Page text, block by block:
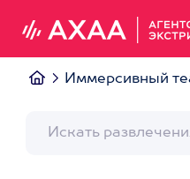
Иммерсивный